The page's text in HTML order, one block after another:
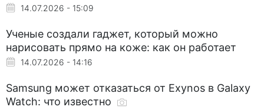
14.07.2026 - 15:09
Ученые создали гаджет, который можно
нарисовать прямо на коже: как он работает
14.07.2026 - 14:16
Samsung может отказаться от Exynos в Galaxy
Watch: что известно